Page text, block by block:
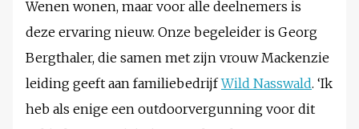
Wenen wonen, maar voor alle deelnemers is
deze ervaring nieuw. Onze begeleider is Georg
Bergthaler, die samen met zijn vrouw Mackenzie
leiding geeft aan familiebedrijfWild Nasswald. ‘Ik
heb als enige een outdoorvergunning voor dit